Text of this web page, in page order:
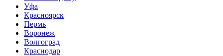
Уфа
Красноярск
Пермь
Воронеж
Волгоград
Краснодар